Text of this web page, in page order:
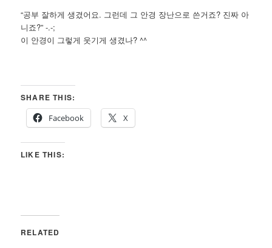
“공부 잘하게 생겼어요. 그런데 그 안경 장난으로 쓴거죠? 진짜 아
니죠?” -.-;
이 안경이 그렇게 웃기게 생겼나? ^^
SHARE THIS:
Facebook
X
LIKE THIS:
RELATED